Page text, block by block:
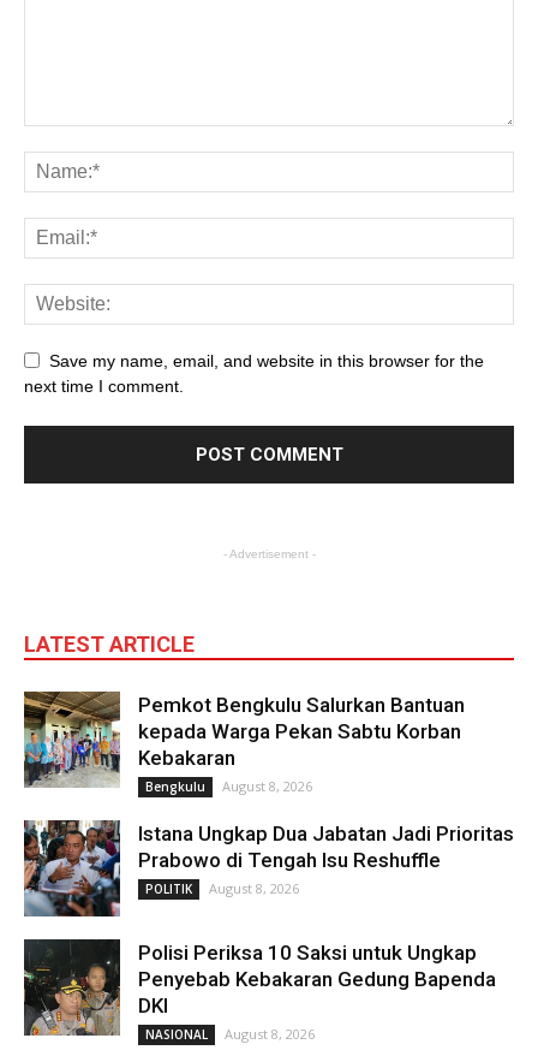
Save my name, email, and website in this browser for the
next time I comment.
- Advertisement -
LATEST ARTICLE
Pemkot Bengkulu Salurkan Bantuan
kepada Warga Pekan Sabtu Korban
Kebakaran
Bengkulu August 8, 2026
Istana Ungkap Dua Jabatan Jadi Prioritas
Prabowo di Tengah Isu Reshuffle
POLITIK August 8, 2026
Polisi Periksa 10 Saksi untuk Ungkap
Penyebab Kebakaran Gedung Bapenda
DKI
NASIONAL August 8, 2026